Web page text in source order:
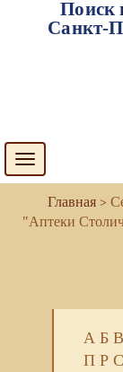
Поиск
Санкт-
Toggle
navigation
"Аптеки
А Б В
П Р С